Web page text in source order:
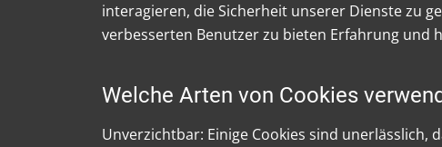
interagieren, die Sicherheit unserer Dienste zu
verbesserten Benutzer zu bieten Erfahrung und
Welche Arten von Cookies
Unverzichtbar: Einige Cookies sind unerlässlich,